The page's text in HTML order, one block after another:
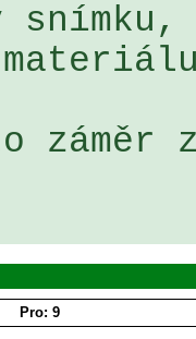
záměr
Pro: 9